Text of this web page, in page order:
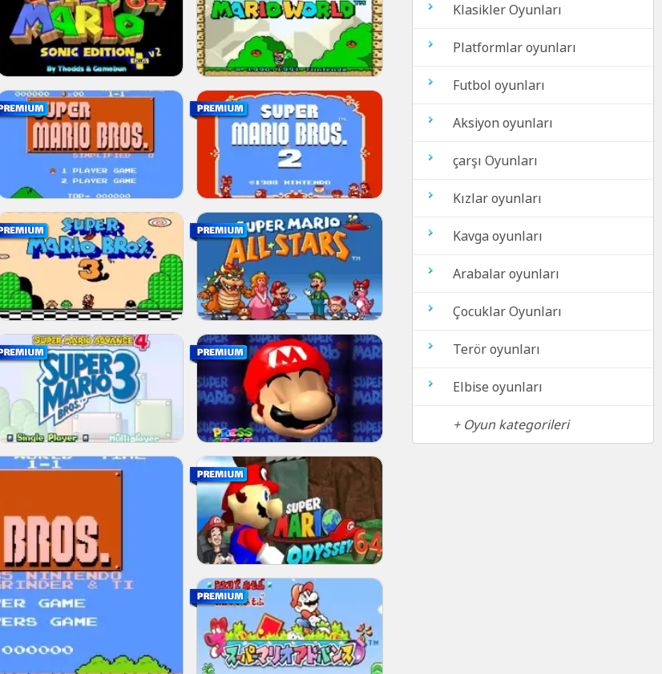
Klasikler Oyunları
Platformlar oyunları
Futbol oyunları
Aksiyon oyunları
çarşı Oyunları
Kızlar oyunları
Kavga oyunları
Arabalar oyunları
Çocuklar Oyunları
Terör oyunları
Elbise oyunları
+ Oyun kategorileri